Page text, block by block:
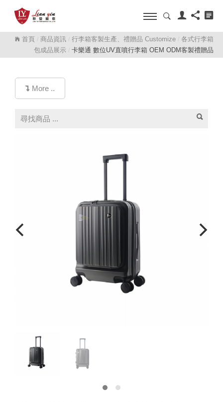
首頁 商品資訊 行李箱客製生產、禮贈品 Customize
各式行李箱
包成品展示
卡樂通 數位UV直噴行李箱 OEM ODM客製禮贈品
More ..